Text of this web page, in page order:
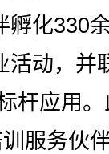
孵化330
活动，并
杆应用
服务伙